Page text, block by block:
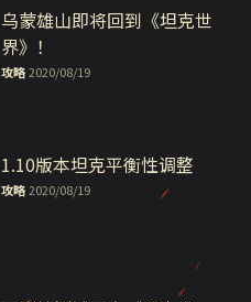
乌蒙雄山即将回到《坦克世
界》！
攻略 2020/08/19
1.10版本坦克平衡性调整
攻略 2020/08/19